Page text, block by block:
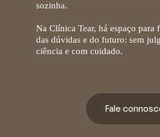
sozinha.
Na Clínica Tear, há espaço para
das dúvidas e do futuro: sem
ciência e com cuidado.
Fale